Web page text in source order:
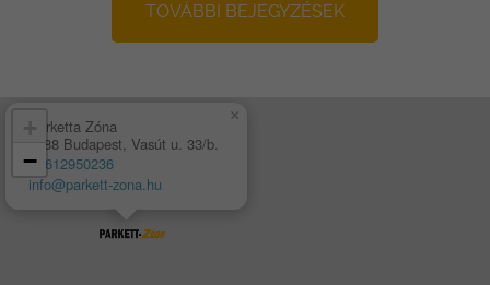
TOVÁBBI BEJEGYZÉSEK
Parketta Zóna
1188 Budapest, Vasút u. 33/b.
+3612950236
info@parkett-zona.hu
×
−